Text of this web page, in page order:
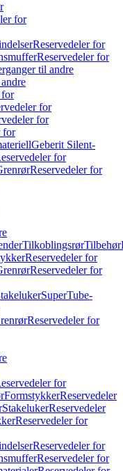
for
Reservedeler for
Reservedeler for
til andre
for
for
for
for
Geberit Silent-
for
Reservedeler for
TilkoblingsrørTilbehør
Reservedeler for
Reservedeler for
SuperTube-
Reservedeler for
for
FormstykkerReservedeler
StakelukerReservedeler
Reservedeler for
Reservedeler for
Reservedeler for